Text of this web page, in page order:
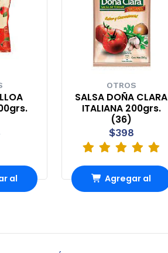
al
OTROS
SALSA DOÑA CLARA
ITALIANA 200grs.
(36)
$398
Agregar al